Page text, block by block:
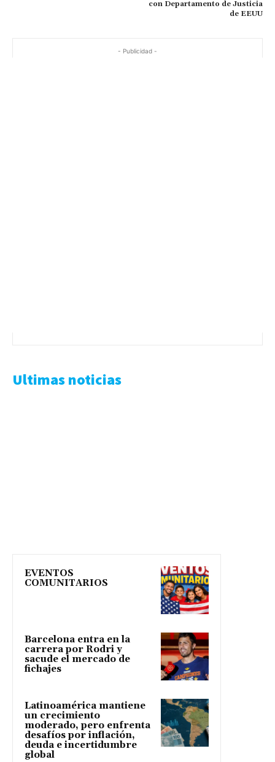
con Departamento de Justicia
de EEUU
- Publicidad -
Ultimas noticias
EVENTOS
COMUNITARIOS
Barcelona entra en la
carrera por Rodri y
sacude el mercado de
fichajes
Latinoamérica mantiene
un crecimiento
moderado, pero enfrenta
desafíos por inflación,
deuda e incertidumbre
global